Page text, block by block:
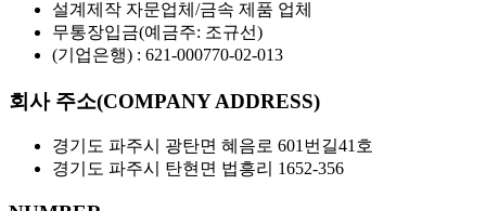
설계제작 자문업체/금속 제품 업체
무통장입금(예금주: 조규선)
(기업은행) : 621-000770-02-013
회사 주소(COMPANY ADDRESS)
경기도 파주시 광탄면 혜음로 601번길41호
경기도 파주시 탄현면 법흥리 1652-356